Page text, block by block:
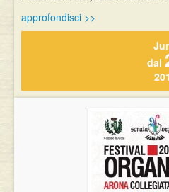
approfondisci >>
dal